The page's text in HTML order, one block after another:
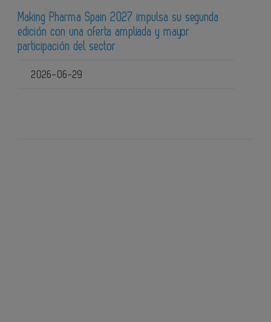
Making Pharma Spain 2027 impulsa su segunda
edición con una oferta ampliada y mayor
participación del sector
2026-06-29